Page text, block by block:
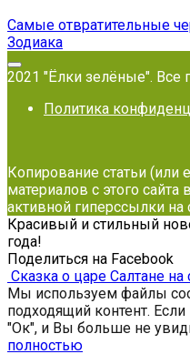
Самые отвратительные
Зодиака
2021 "Ёлки зелёные".
Политика
Копирование статьи (или
материалов с этого
активной гиперссылки на
Красивый и стильный
года!
Поделиться на Facebook
Сказка о царе Салтане
Мы используем файлы
подходящий контент.
"Ок", и Вы больше не
полностью